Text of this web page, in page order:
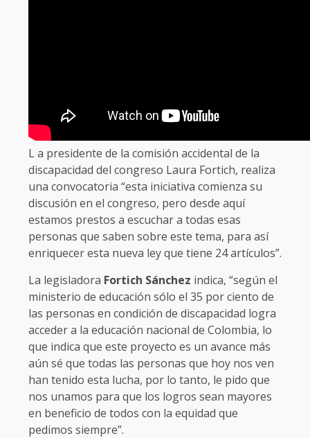
L a presidente de la comisión accidental de la
discapacidad del congreso Laura Fortich, realiza
una convocatoria “esta iniciativa comienza su
discusión en el congreso, pero desde aquí
estamos prestos a escuchar a todas esas
personas que saben sobre este tema, para así
enriquecer esta nueva ley que tiene 24 artículos”.
La legisladora Fortich Sánchez indica, “según el
ministerio de educación sólo el 35 por ciento de
las personas en condición de discapacidad logra
acceder a la educación nacional de Colombia, lo
que indica que este proyecto es un avance más
aún sé que todas las personas que hoy nos ven
han tenido esta lucha, por lo tanto, le pido que
nos unamos para que los logros sean mayores
en beneficio de todos con la equidad que
pedimos siempre”.